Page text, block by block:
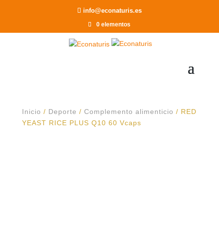
info@econaturis.es
0 elementos
Inicio / Deporte / Complemento alimenticio / RED
YEAST RICE PLUS Q10 60 Vcaps